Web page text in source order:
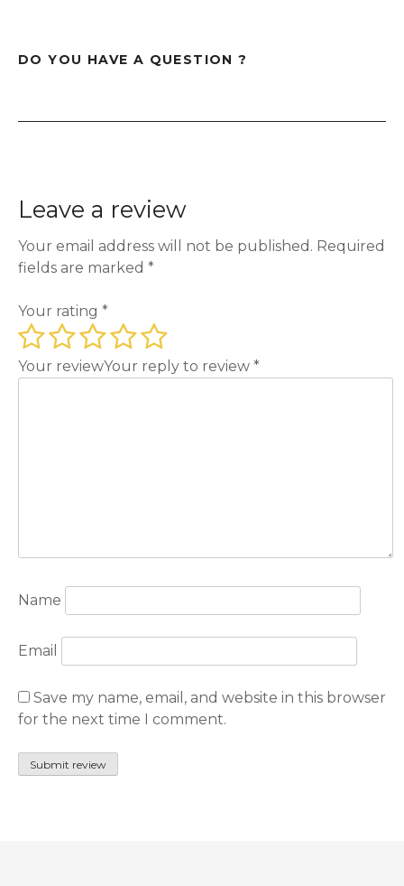
DO YOU HAVE A QUESTION ?
Leave a review
Your email address will not be published. Required
fields are marked *
Your rating *
Your reviewYour reply to review *
Name
Email
Save my name, email, and website in this browser
for the next time I comment.